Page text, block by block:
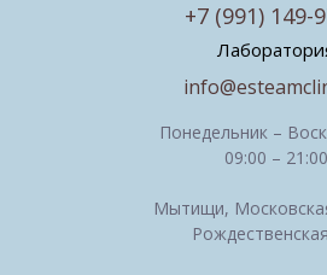
Понедельник –
09:00 – 21:00
Мытищи,
+7 (991) 149-